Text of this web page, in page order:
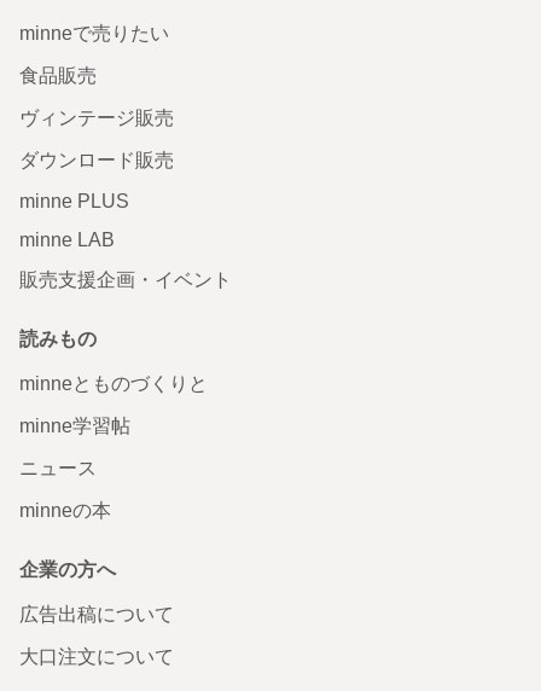
minneで売りたい
食品販売
ヴィンテージ販売
ダウンロード販売
minne PLUS
minne LAB
販売支援企画・イベント
読みもの
minneとものづくりと
minne学習帖
ニュース
minneの本
企業の方へ
広告出稿について
大口注文について